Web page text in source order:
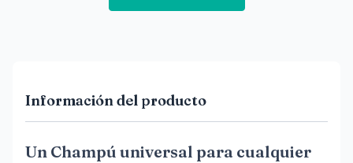
Información del producto
Un Champú universal para cualquier